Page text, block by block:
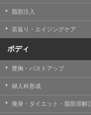
・Cookie等の技術を
関する情報の収集、分
・閲覧記録等から趣
の広告に利用するため
め
・患者様のサービス
・広告、宣伝、マーケ
脂肪注入
若返り・エイジングケア
ボディ
豊胸・バストアップ
婦人科形成
痩身・ダイエット・脂肪溶解